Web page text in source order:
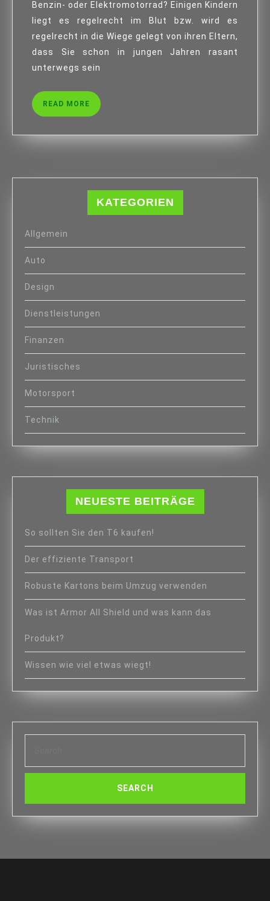
UNTERWEGS
SEIN.
Benzin- oder Elektromotorrad? Einigen Kindern
liegt es regelrecht im Blut bzw. wird es
regelrecht in die Wiege gelegt von ihren Eltern,
dass Sie schon in jungen Jahren rasant
unterwegs sein
READ MORE READ
MORE
KATEGORIEN
Allgemein
Auto
Design
Dienstleistungen
Finanzen
Juristisches
Motorsport
Technik
NEUESTE BEITRÄGE
So sollten Sie den T6 kaufen!
Der effiziente Transport
Robuste Kartons beim Umzug verwenden
Was ist Armor All Shield und was kann das
Produkt?
Wissen wie viel etwas wiegt!